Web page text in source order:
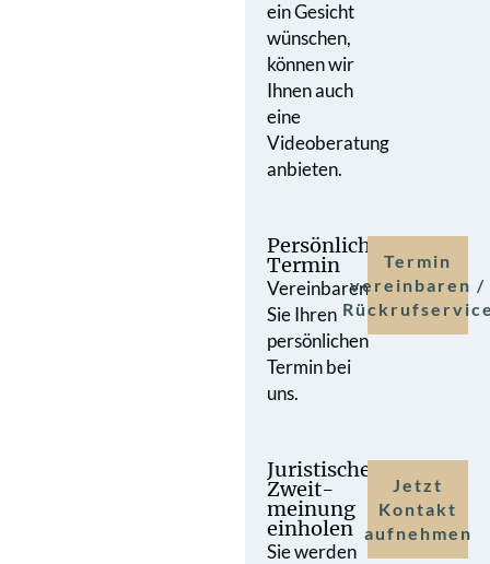
ein Gesicht
wünschen,
können wir
Ihnen auch
eine
Videoberatung
anbieten.
Persönlicher
Termin
Vereinbaren
Sie Ihren
persönlichen
Termin bei
uns.
Termin
vereinbaren /
Juristische
Zweit­
meinung
einholen
Sie werden
Jetzt
Kontakt
aufnehmen